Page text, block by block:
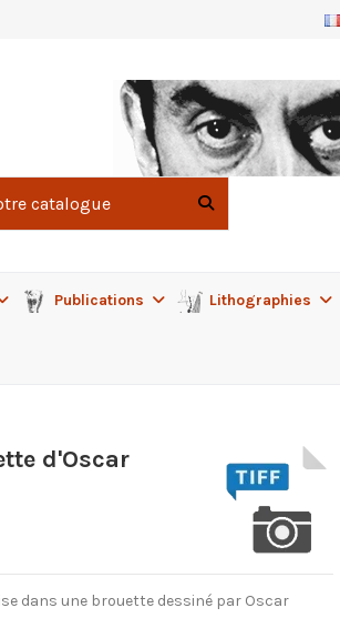
Publications Lithographies
d'Oscar
dans une brouette dessiné par Oscar